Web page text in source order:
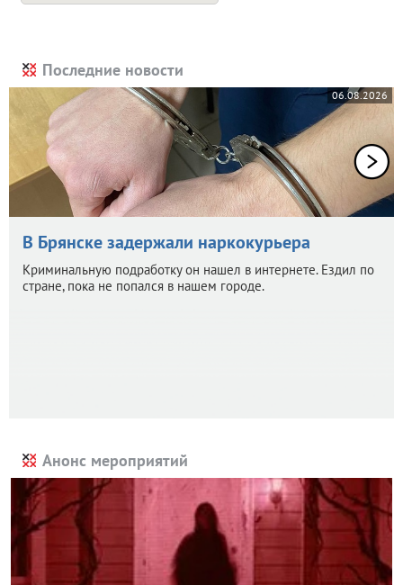
Последние новости
06.08.2026
В Брянске задержали наркокурьера
Криминальную подработку он нашел в интернете. Ездил по
стране, пока не попался в нашем городе.
Анонс мероприятий